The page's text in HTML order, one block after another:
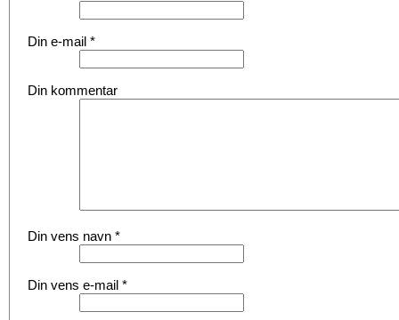
Din e-mail *
Din kommentar
Din vens navn *
Din vens e-mail *